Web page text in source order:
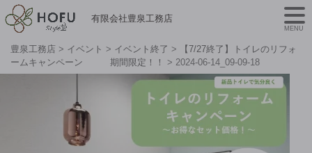
有限会社豊泉工務店
豊泉工務店 > イベント > イベント終了 >
【7/27終了】トイレのリフォ
ームキャンペーン 期間限定！！
> 2024-06-14_09-09-18
MENU